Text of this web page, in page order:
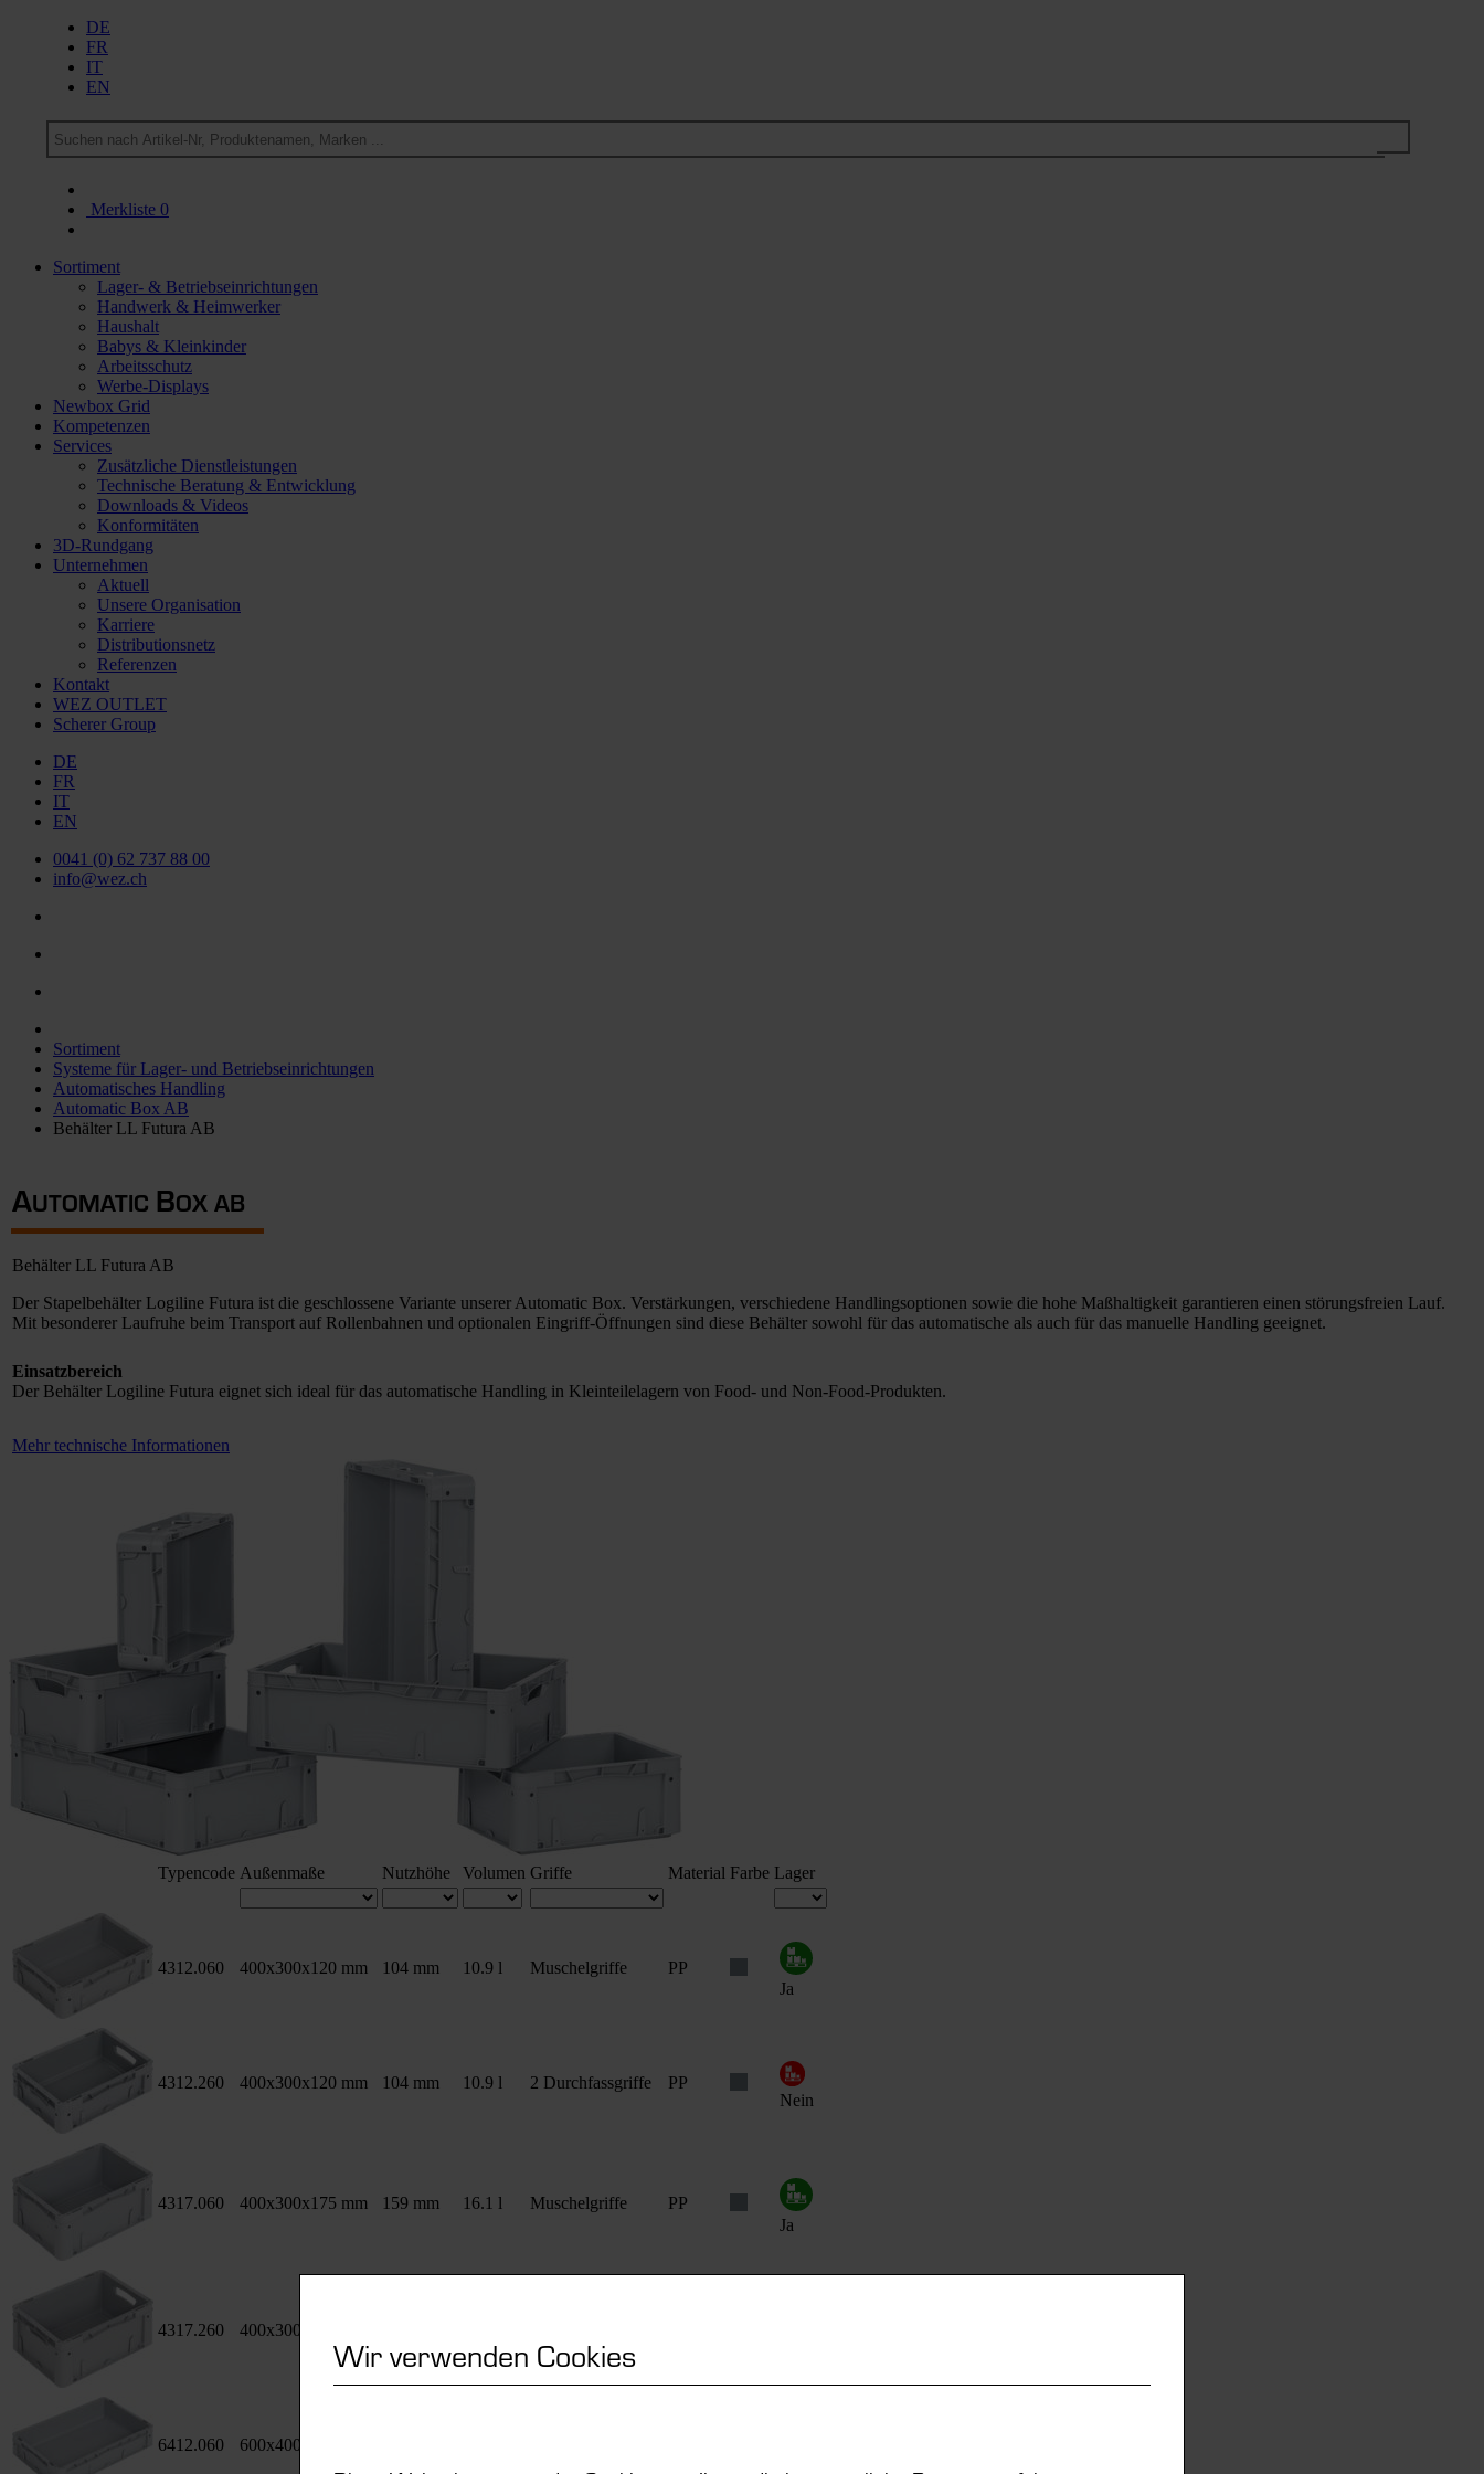
Wir verwenden Cookies
DE
FR
IT
EN
Merkliste 0
Sortiment
Lager- & Betriebseinrichtungen
Handwerk & Heimwerker
Haushalt
Babys & Kleinkinder
Arbeitsschutz
Werbe-Displays
Newbox Grid
Kompetenzen
Services
Zusätzliche Dienstleistungen
Technische Beratung & Entwicklung
Downloads & Videos
Konformitäten
3D-Rundgang
Unternehmen
Aktuell
Unsere Organisation
Karriere
Distributionsnetz
Referenzen
Kontakt
WEZ OUTLET
Scherer Group
DE
FR
IT
EN
0041 (0) 62 737 88 00
info@wez.ch
Sortiment
Systeme für Lager- und Betriebseinrichtungen
Automatisches Handling
Automatic Box AB
Behälter LL Futura AB
AUTOMATIC BOX AB
Behälter LL Futura AB
Der Stapelbehälter Logiline Futura ist die geschlossene Variante unserer Automatic Box. Verstärkungen, verschiedene Handlingsoptionen sowie die hohe Maßhaltigkeit garantieren einen störungsfreien Lauf.
Mit besonderer Laufruhe beim Transport auf Rollenbahnen und optionalen Eingriff-Öffnungen sind diese Behälter sowohl für das automatische als auch für das manuelle Handling geeignet.
Einsatzbereich
Der Behälter Logiline Futura eignet sich ideal für das automatische Handling in Kleinteilelagern von Food- und Non-Food-Produkten.
Mehr technische Informationen
Typencode Außen­maße Nutz­höhe Volumen Griffe Material Farbe Lager
4312.060 400x300x120 mm 104 mm 10.9 l Muschelgriffe
PP
Ja
4312.260 400x300x120 mm 104 mm 10.9 l 2 Durchfassgriffe
PP
Nein
4317.060 400x300x175 mm 159 mm 16.1 l Muschelgriffe
PP
Ja
4317.260 400x300x175 mm
6412.060 600x400x120 mm